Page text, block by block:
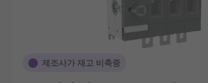
제조사가 재고 비축중